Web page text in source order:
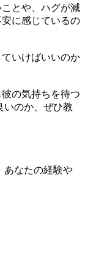
とや、ハグが減
に感じているの
いけばいいのか
の気持ちを待つ
のか、ぜひ教
あなたの経験や